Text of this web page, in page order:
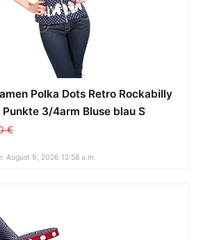
Polka Dots Retro Rockabilly
3/4arm Bluse blau S
€
August 9, 2026 12:58 a.m.